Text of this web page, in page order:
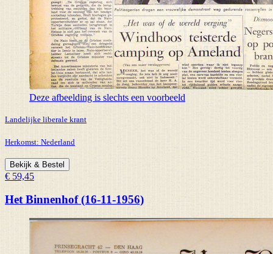
Deze afbeelding is slechts een voorbeeld
Landelijke liberale krant
Herkomst: Nederland
Bekijk & Bestel
€ 59,45
Het Binnenhof (16-11-1956)